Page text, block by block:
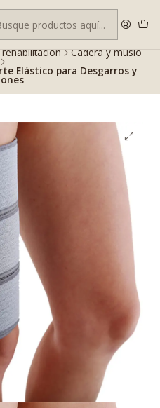
Revisa las condiciones.
Cadera y muslo
Elástico para Desgarros y